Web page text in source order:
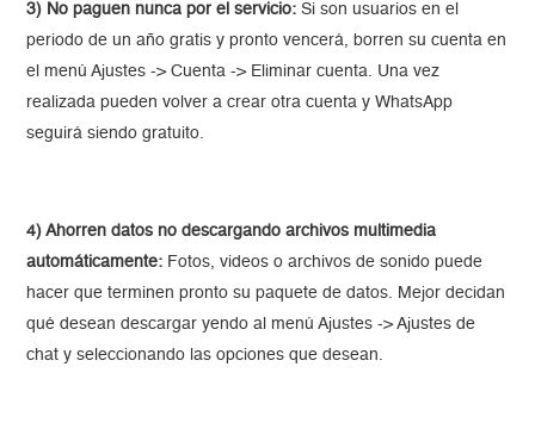
3) No paguen nunca por el servicio: Si son usuarios en el
periodo de un año gratis y pronto vencerá, borren su cuenta en
el menú Ajustes -> Cuenta -> Eliminar cuenta. Una vez
realizada pueden volver a crear otra cuenta y WhatsApp
seguirá siendo gratuito.
4) Ahorren datos no descargando archivos multimedia
automáticamente: Fotos, videos o archivos de sonido puede
hacer que terminen pronto su paquete de datos. Mejor decidan
qué desean descargar yendo al menú Ajustes -> Ajustes de
chat y seleccionando las opciones que desean.